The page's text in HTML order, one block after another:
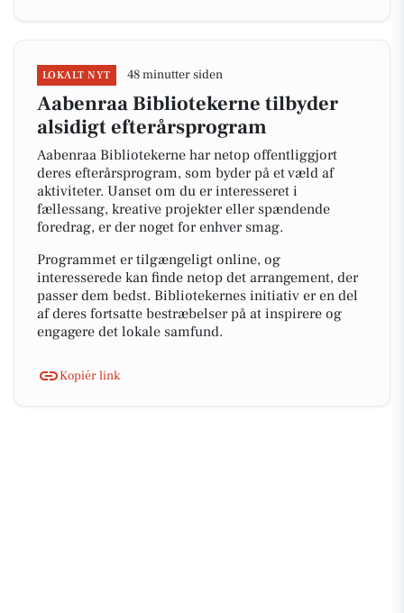
LOKALT NYT 48 minutter siden
Aabenraa Bibliotekerne tilbyder
alsidigt efterårsprogram
Aabenraa Bibliotekerne har netop offentliggjort
deres efterårsprogram, som byder på et væld af
aktiviteter. Uanset om du er interesseret i
fællessang, kreative projekter eller spændende
foredrag, er der noget for enhver smag.
Programmet er tilgængeligt online, og
interesserede kan finde netop det arrangement, der
passer dem bedst. Bibliotekernes initiativ er en del
af deres fortsatte bestræbelser på at inspirere og
engagere det lokale samfund.
Kopiér link